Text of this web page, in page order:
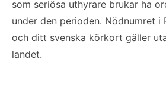
som seriösa uthyrare brukar ha
under den perioden. Nödnumret i
och ditt svenska körkort gäller
landet.